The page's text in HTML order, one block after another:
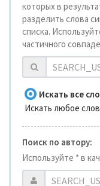
которых в
разделить слова
списка.
частичного
Искать все
Искать любое
Поиск по автору:
Используйте * в